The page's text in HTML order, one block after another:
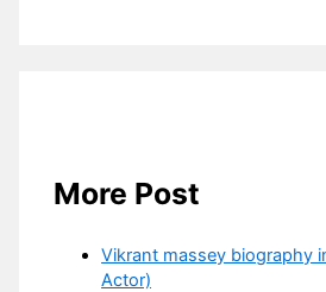
More Post
Vikrant massey biography
Actor)